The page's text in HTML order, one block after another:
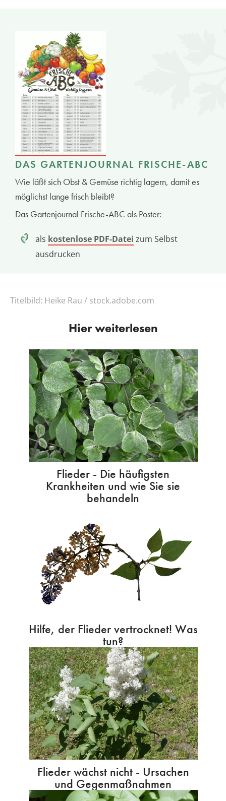
DAS GARTENJOURNAL FRISCHE-ABC
Wie läßt sich Obst & Gemüse richtig lagern, damit es
möglichst lange frisch bleibt?
Das Gartenjournal Frische-ABC als Poster:
als kostenlose PDF-Datei zum Selbst
ausdrucken
Titelbild: Heike Rau / stock.adobe.com
Hier weiterlesen
Flieder - Die häufigsten
Krankheiten und wie Sie sie
behandeln
Hilfe, der Flieder vertrocknet! Was
tun?
Flieder wächst nicht - Ursachen
und Gegenmaßnahmen